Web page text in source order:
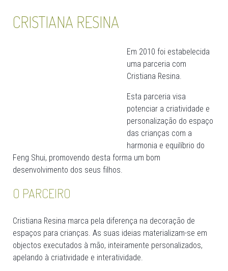
CRISTIANA RESINA
Em 2010 foi estabelecida
uma parceria com
Cristiana Resina.
Esta parceria visa
potenciar a criatividade e
personalização do espaço
das crianças com a
harmonia e equilíbrio do
Feng Shui, promovendo desta forma um bom
desenvolvimento dos seus filhos.
O PARCEIRO
Cristiana Resina marca pela diferença na decoração de
espaços para crianças. As suas ideias materializam-se em
objectos executados à mão, inteiramente personalizados,
apelando à criatividade e interatividade.